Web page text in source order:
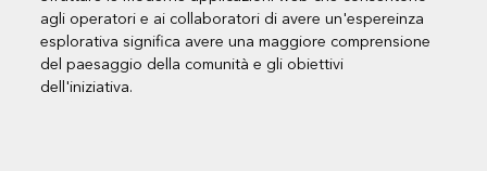
agli operatori e ai collaboratori di avere un'espereinza
esplorativa significa avere una maggiore comprensione
del paesaggio della comunità e gli obiettivi
dell'iniziativa.